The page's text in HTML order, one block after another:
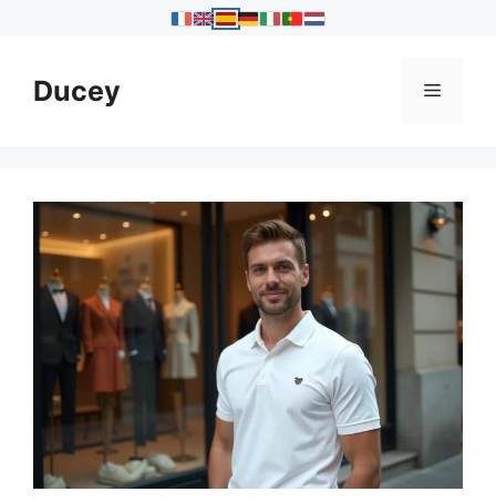
contenido
Ducey Menú